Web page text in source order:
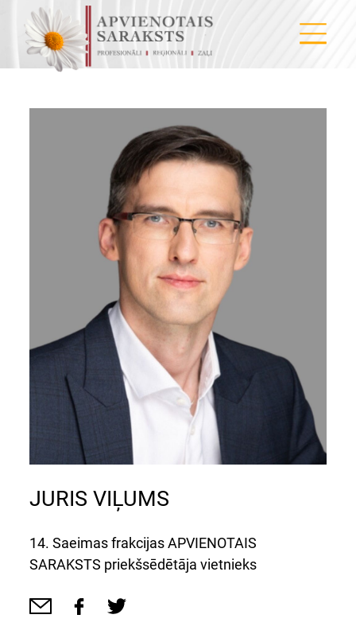
JURIS VIĻUMS
14. Saeimas frakcijas APVIENOTAIS
SARAKSTS priekšsēdētāja vietnieks